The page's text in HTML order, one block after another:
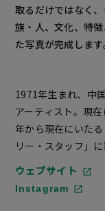
取るだけではなく
族・人、文化、特
た写真が完成します
1971年生まれ、中
アーティスト。現
年から現在にいた
リー・スタッフ」に
ウェブサイト
Instagram